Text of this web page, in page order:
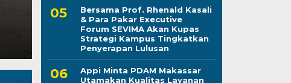
Mahendrajaya menunjukkan penghormatan
Bersama Prof. Rhenald Kasali
& Para Pakar Executive
Forum SEVIMA Akan Kupas
Strategi Kampus Tingkatkan
Penyerapan Lulusan
Appi Minta PDAM Makassar
Utamakan Kualitas Layanan